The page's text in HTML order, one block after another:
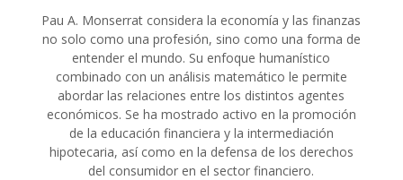
Pau A. Monserrat considera la economía y las finanzas
no solo como una profesión, sino como una forma de
entender el mundo. Su enfoque humanístico
combinado con un análisis matemático le permite
abordar las relaciones entre los distintos agentes
económicos. Se ha mostrado activo en la promoción
de la educación financiera y la intermediación
hipotecaria, así como en la defensa de los derechos
del consumidor en el sector financiero.